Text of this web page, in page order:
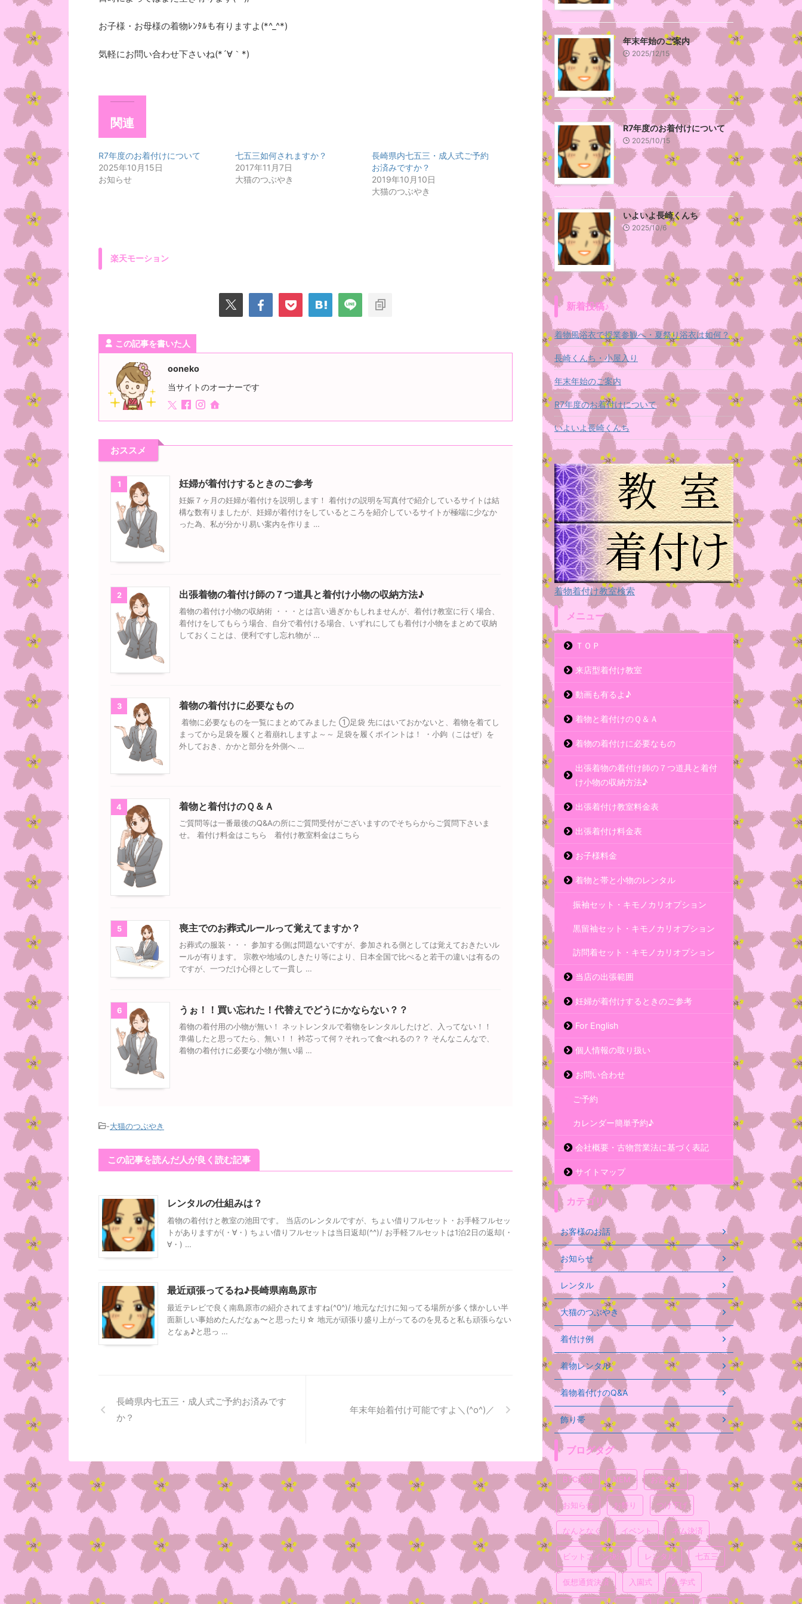
お子様・お母様の着物ﾚﾝﾀﾙも有りますよ(*^_^*)
気軽にお問い合わせ下さいね(*´∀｀*)
関連
R7年度のお着付けについて
2025年10月15日
お知らせ
七五三如何されますか？
2017年11月7日
大猫のつぶやき
長崎県内七五三・成人式ご予約
お済みですか？
2019年10月10日
大猫のつぶやき
楽天モーション
この記事を書いた人
ooneko
当サイトのオーナーです
おススメ
1 妊婦が着付けするときのご参考
妊娠７ヶ月の妊婦が着付けを説明します！ 着付けの説明を写真付で紹介しているサイトは結
構な数有りましたが、妊婦が着付けをしているところを紹介しているサイトが極端に少なか
った為、私が分かり易い案内を作りま …
2 出張着物の着付け師の７つ道具と着付け小物の収納方法♪
着物の着付け小物の収納術 ・・・とは言い過ぎかもしれませんが、着付け教室に行く場合、
着付けをしてもらう場合、自分で着付ける場合、いずれにしても着付け小物をまとめて収納
しておくことは、便利ですし忘れ物が …
3 着物の着付けに必要なもの
着物に必要なものを一覧にまとめてみました ①足袋 先にはいておかないと、着物を着てし
まってから足袋を履くと着崩れしますよ～～ 足袋を履くポイントは！ ・小鉤（こはぜ）を
外しておき、かかと部分を外側へ …
4 着物と着付けのＱ＆Ａ
ご質問等は一番最後のQ&Aの所にご質問受付がございますのでそちらからご質問下さいま
せ。 着付け料金はこちら 着付け教室料金はこちら
5 喪主でのお葬式ルールって覚えてますか？
お葬式の服装・・・ 参加する側は問題ないですが、参加される側としては覚えておきたいル
ールが有ります。 宗教や地域のしきたり等により、日本全国で比べると若干の違いは有るの
ですが、一つだけ心得として一貫し …
6 うぉ！！買い忘れた！代替えでどうにかならない？？
着物の着付用の小物が無い！ ネットレンタルで着物をレンタルしたけど、入ってない！！
準備したと思ってたら、無い！！ 衿芯って何？それって食べれるの？？ そんなこんなで、
着物の着付けに必要な小物が無い場 …
-大猫のつぶやき
この記事を読んだ人が良く読む記事
レンタルの仕組みは？
着物の着付けと教室の池田です。 当店のレンタルですが、ちょい借りフルセット・お手軽フルセッ
トがありますが(・∀・) ちょい借りフルセットは当日返却(^^)/ お手軽フルセットは1泊2日の返却(・
∀・) …
最近頑張ってるね♪長崎県南島原市
最近テレビで良く南島原市の紹介されてますね(^0^)/ 地元なだけに知ってる場所が多く懐かしい半
面新しい事始めたんだなぁ〜と思ったり☆ 地元が頑張り盛り上がってるのを見ると私も頑張らない
となぁ♪と思っ …
長崎県内七五三・成人式ご予約お済みです
か？
年末年始着付け可能ですよ＼(^o^)／
年末年始のご案内
2025/12/15
R7年度のお着付けについて
2025/10/15
いよいよ長崎くんち
2025/10/6
新着投稿♪
着物風浴衣で授業参観へ・夏祭り浴衣は如何？
長崎くんち・小屋入り
年末年始のご案内
R7年度のお着付けについて
いよいよ長崎くんち
着物着付け教室検索
メニュー
ＴＯＰ
来店型着付け教室
動画も有るよ♪
着物と着付けのＱ＆Ａ
着物の着付けに必要なもの
出張着物の着付け師の７つ道具と着付
け小物の収納方法♪
出張着付け教室料金表
出張着付け料金表
お子様料金
着物と帯と小物のレンタル
振袖セット・キモノカリオプション
黒留袖セット・キモノカリオプション
訪問着セット・キモノカリオプション
当店の出張範囲
妊婦が着付けするときのご参考
For English
個人情報の取り扱い
お問い合わせ
ご予約
カレンダー簡単予約♪
会社概要・古物営業法に基づく表記
サイトマップ
カテゴリ
お客様のお話
お知らせ
レンタル
大猫のつぶやき
着付け例
着物レンタル
着物着付けのQ&A
飾り帯
ブログタグ
BTC決済 NEM お宮参り
お知らせ お祭り つけ下げ
なんとなく イベント ネム決済
ビットコイン決済 レンタル 七五三
仮想通貨決済 入園式 入学式